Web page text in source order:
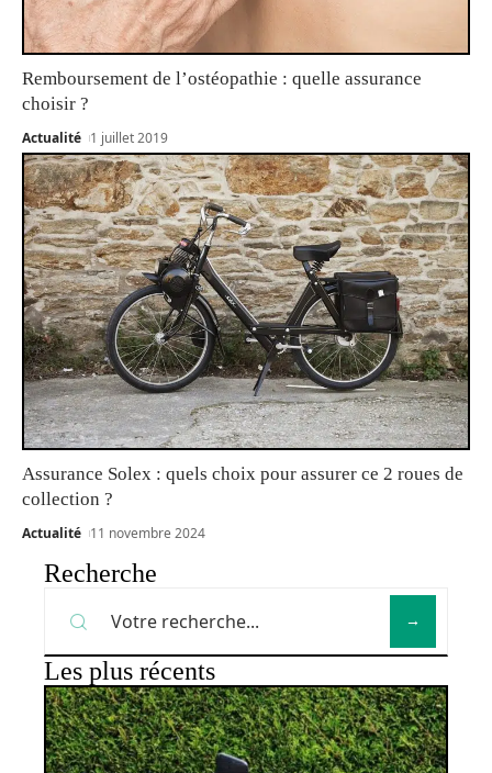
Remboursement de l’ostéopathie : quelle assurance
choisir ?
Actualité 1 juillet 2019
Assurance Solex : quels choix pour assurer ce 2 roues de
collection ?
Actualité 11 novembre 2024
Recherche
Les plus récents